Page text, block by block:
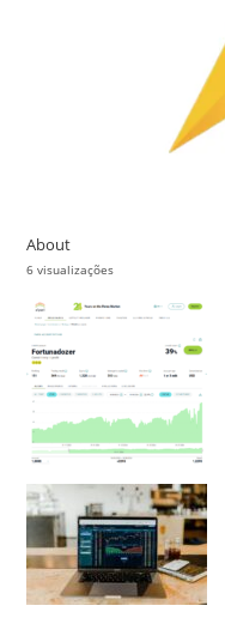
About
6 visualizações